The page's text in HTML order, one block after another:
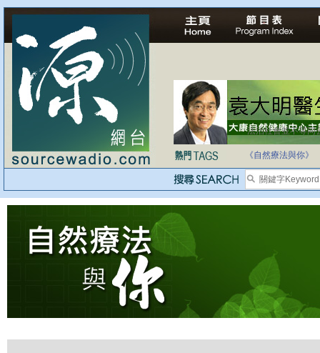
法治社會並不等同
自家教育合法化-
《自然療法與你》